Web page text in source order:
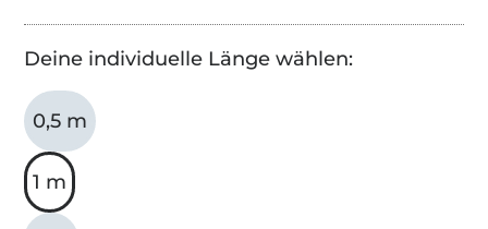
Deine individuelle Länge wählen:
0,5 m
1 m